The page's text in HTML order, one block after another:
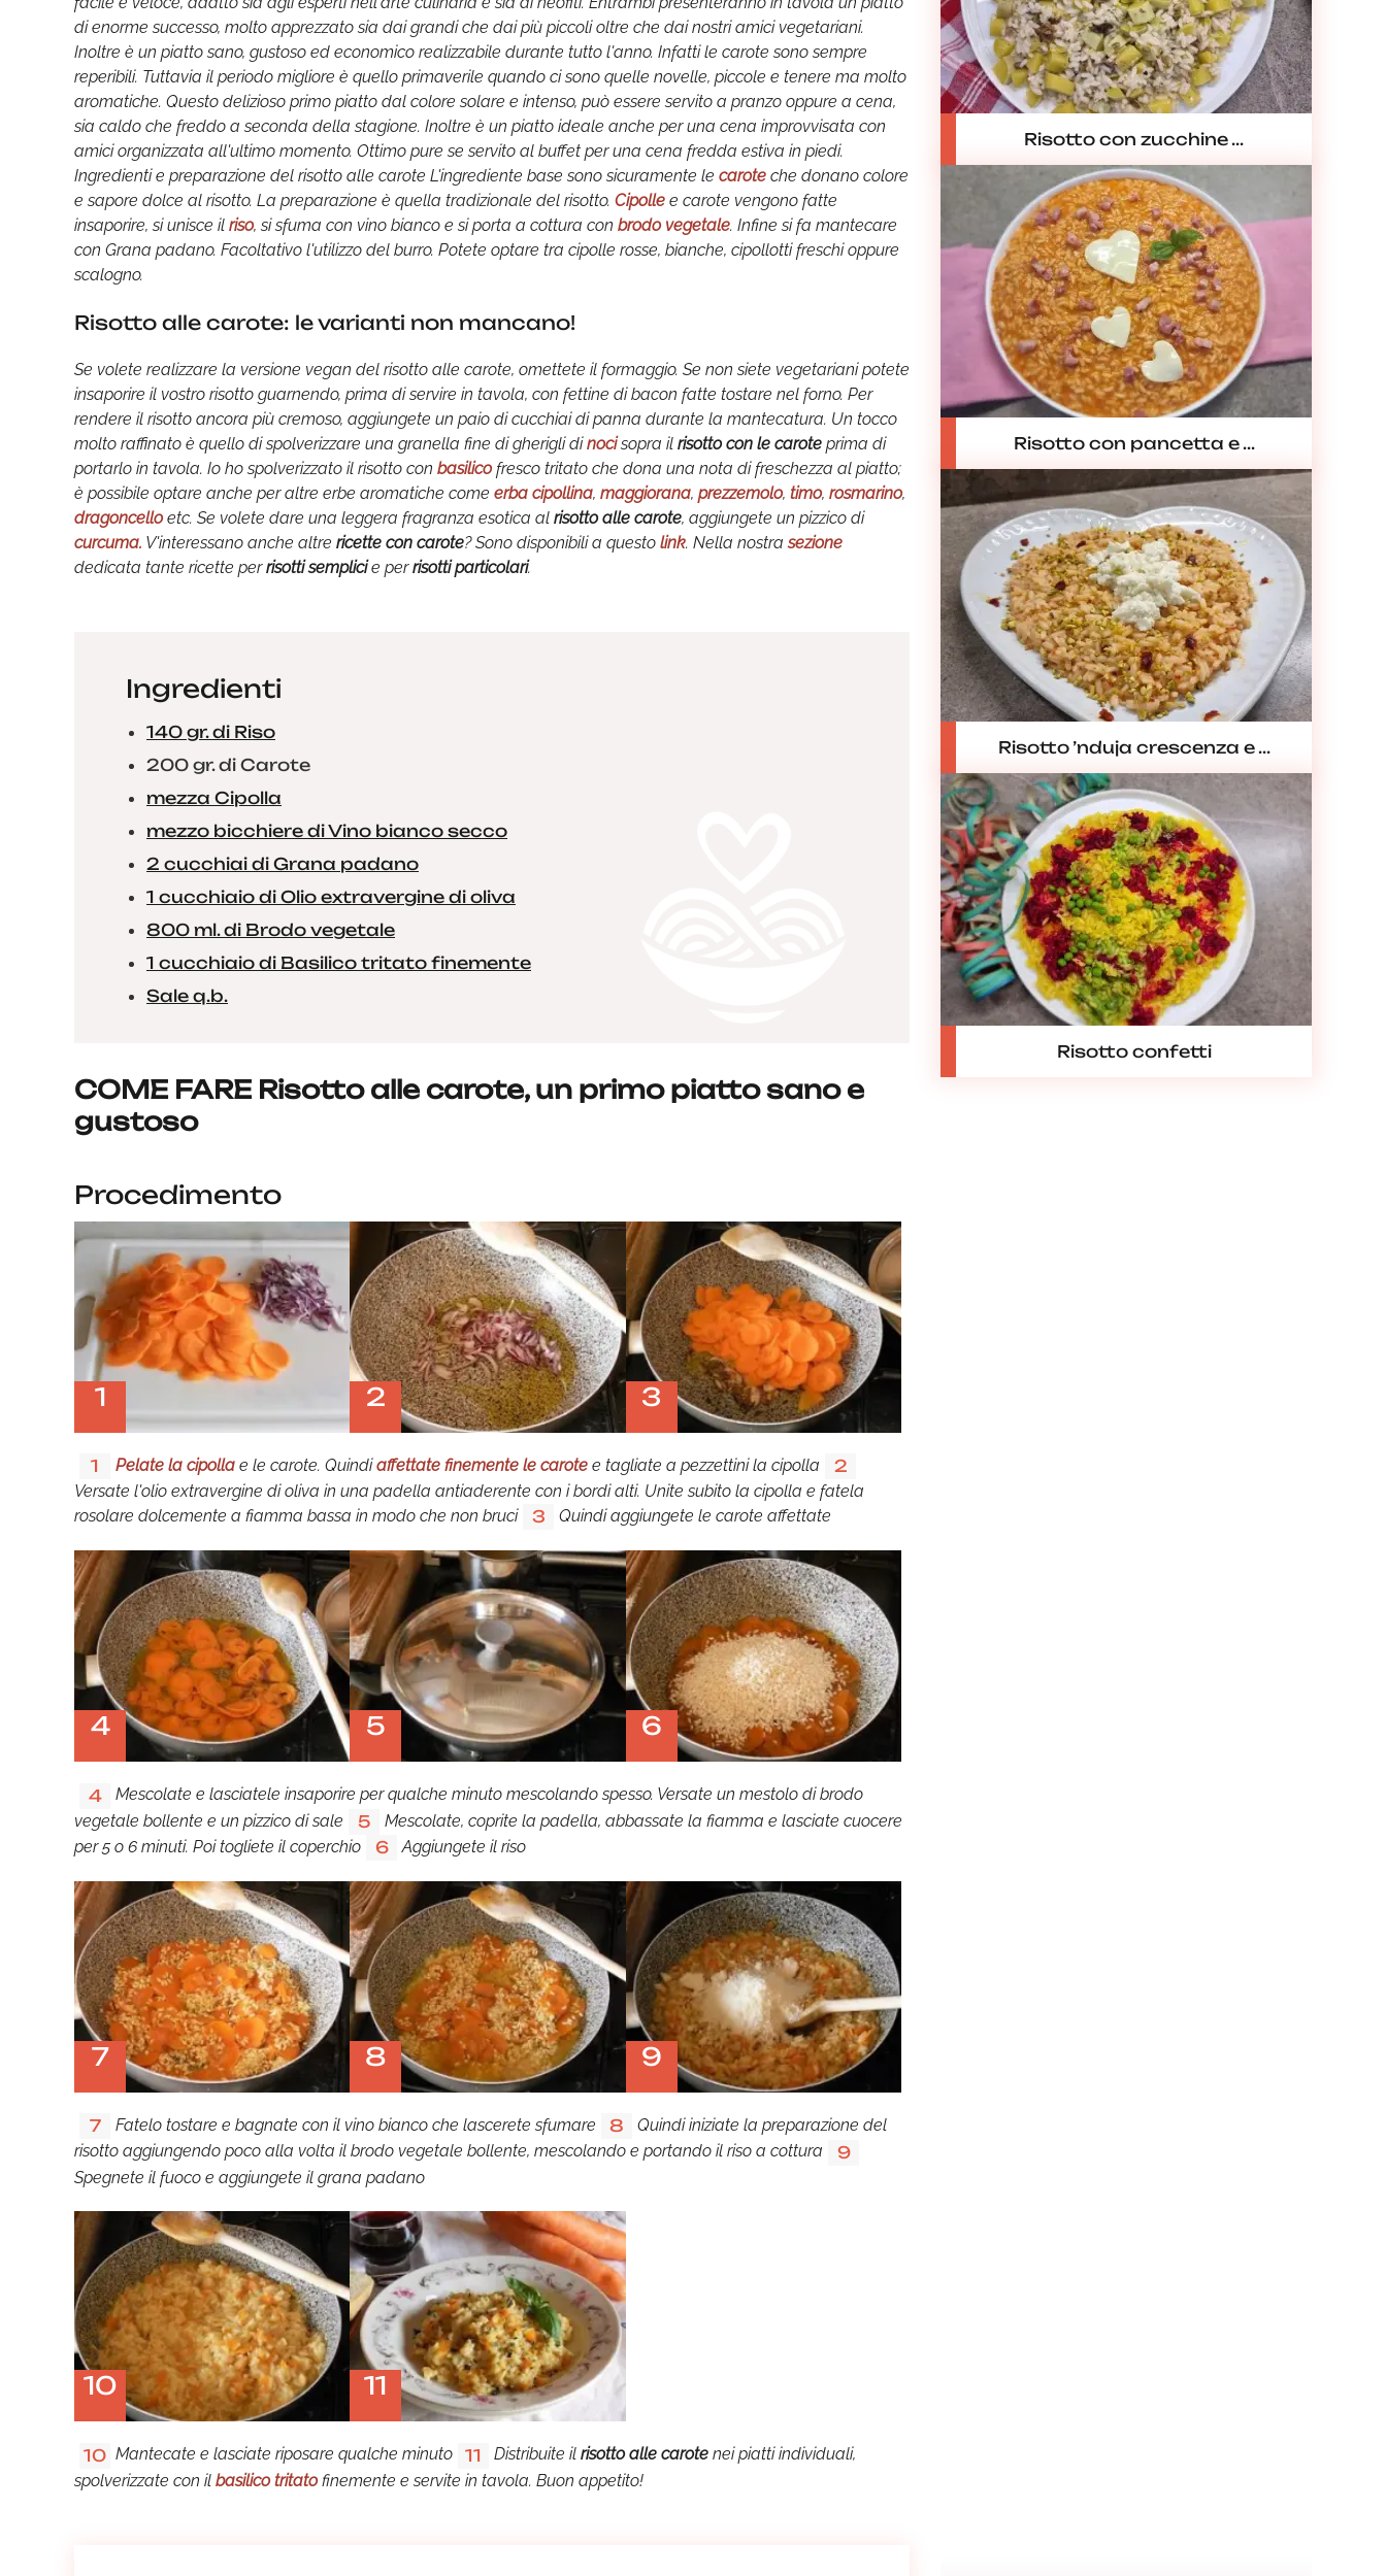
di enorme successo, molto apprezzato sia dai grandi che dai più piccoli oltre che dai nostri amici vegetariani.
Inoltre è un piatto sano, gustoso ed economico realizzabile durante tutto l'anno. Infatti le carote sono sempre
reperibili. Tuttavia il periodo migliore è quello primaverile quando ci sono quelle novelle, piccole e tenere ma molto
aromatiche. Questo delizioso primo piatto dal colore solare e intenso, può essere servito a pranzo oppure a cena,
sia caldo che freddo a seconda della stagione. Inoltre è un piatto ideale anche per una cena improvvisata con
amici organizzata all'ultimo momento. Ottimo pure se servito al buffet per una cena fredda estiva in piedi.
Ingredienti e preparazione del risotto alle carote L'ingrediente base sono sicuramente le carote che donano colore
e sapore dolce al risotto. La preparazione è quella tradizionale del risotto. Cipolle e carote vengono fatte
insaporire, si unisce il riso, si sfuma con vino bianco e si porta a cottura con brodo vegetale. Infine si fa mantecare
con Grana padano. Facoltativo l'utilizzo del burro. Potete optare tra cipolle rosse, bianche, cipollotti freschi oppure
scalogno.
Risotto alle carote: le varianti non mancano!
Se volete realizzare la versione vegan del risotto alle carote, omettete il formaggio. Se non siete vegetariani potete
insaporire il vostro risotto guarnendo, prima di servire in tavola, con fettine di bacon fatte tostare nel forno. Per
rendere il risotto ancora più cremoso, aggiungete un paio di cucchiai di panna durante la mantecatura. Un tocco
molto raffinato è quello di spolverizzare una granella fine di gherigli dinocisopra il risotto con le carote prima di
portarlo in tavola. Io ho spolverizzato il risotto con basilicofresco tritato che dona una nota di freschezza al piatto;
è possibile optare anche per altre erbe aromatiche come erba cipollina, maggiorana, prezzemolo, timo, rosmarino,
dragoncelloetc. Se volete dare una leggera fragranza esotica al risotto alle carote, aggiungete un pizzico di
curcuma. V'interessano anche altre ricette con carote? Sono disponibili a questo link. Nella nostrasezione
dedicata tante ricette perrisotti semplicie perrisotti particolari.
Ingredienti
140 gr. di Riso
200 gr. di Carote
mezza Cipolla
mezzo bicchiere di Vino bianco secco
2 cucchiai di Grana padano
1 cucchiaio di Olio extravergine di oliva
800 ml. di Brodo vegetale
1 cucchiaio di Basilico tritato finemente
Sale q.b.
COME FARE Risotto alle carote, un primo piatto sano e
gustoso
Procedimento
1 2 3
1 Pelate la cipolla e le carote. Quindiaffettate finemente le carote e tagliate a pezzettini la cipolla 2
Versate l'olio extravergine di oliva in una padella antiaderente con i bordi alti. Unite subito la cipolla e fatela
rosolare dolcemente a fiamma bassa in modo che non bruci
3 Quindi aggiungete le carote affettate
4 5 6
4
Mescolate e lasciatele insaporire per qualche minuto mescolando spesso. Versate un mestolo di brodo
vegetale bollente e un pizzico di sale
5
Mescolate, coprite la padella, abbassate la fiamma e lasciate cuocere
per 5 o 6 minuti. Poi togliete il coperchio
6 Aggiungete il riso
7 8 9
7 Fatelo tostare e bagnate con il vino bianco che lascerete sfumare 8
Quindi iniziate la preparazione del
risotto aggiungendo poco alla volta il brodo vegetale bollente, mescolando e portando il riso a cottura
9
Spegnete il fuoco e aggiungete il grana padano
10 11
10 Mantecate e lasciate riposare qualche minuto 11 Distribuite il risotto alle carote nei piatti individuali,
spolverizzate con il basilico tritatofinemente e servite in tavola. Buon appetito!
Risotto con zucchine ...
Risotto con pancetta e ...
Risotto ’nduja crescenza e ...
Risotto confetti